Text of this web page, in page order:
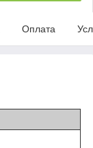
Оплата